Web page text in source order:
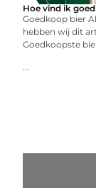
Hoe vind ik
Goedkoop bier
hebben wij dit
Goedkoopste
...